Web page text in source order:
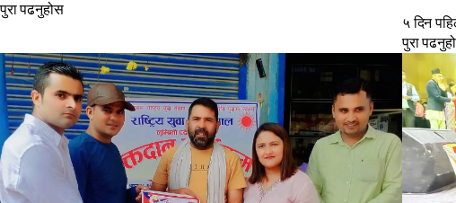
पुरा पढनुहोस
५ दिन
पुरा